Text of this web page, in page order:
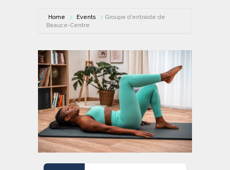
Home Events
Groupe d’entraide de
Beauce-Centre